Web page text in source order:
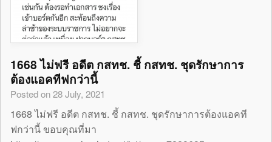
1668 ไม่ฟรี อดีต กสทช. ชี้ กสทช. ชุดรักษาการ
ต้องแอคทีฟกว่านี้
Posted on 28 July, 2021
1668 ไม่ฟรี อดีต กสทช. ชี้ กสทช. ชุดรักษาการต้องแอคที
ฟกว่านี้ ขอบคุณที่มา